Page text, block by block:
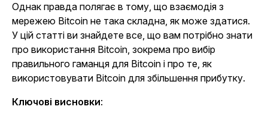
Однак правда полягає в тому, що взаємодія з
мережею Bitcoin не така складна, як може здатися.
У цій статті ви знайдете все, що вам потрібно знати
про використання Bitcoin, зокрема про вибір
правильного гаманця для Bitcoin і про те, як
використовувати Bitcoin для збільшення прибутку.
Ключові висновки: